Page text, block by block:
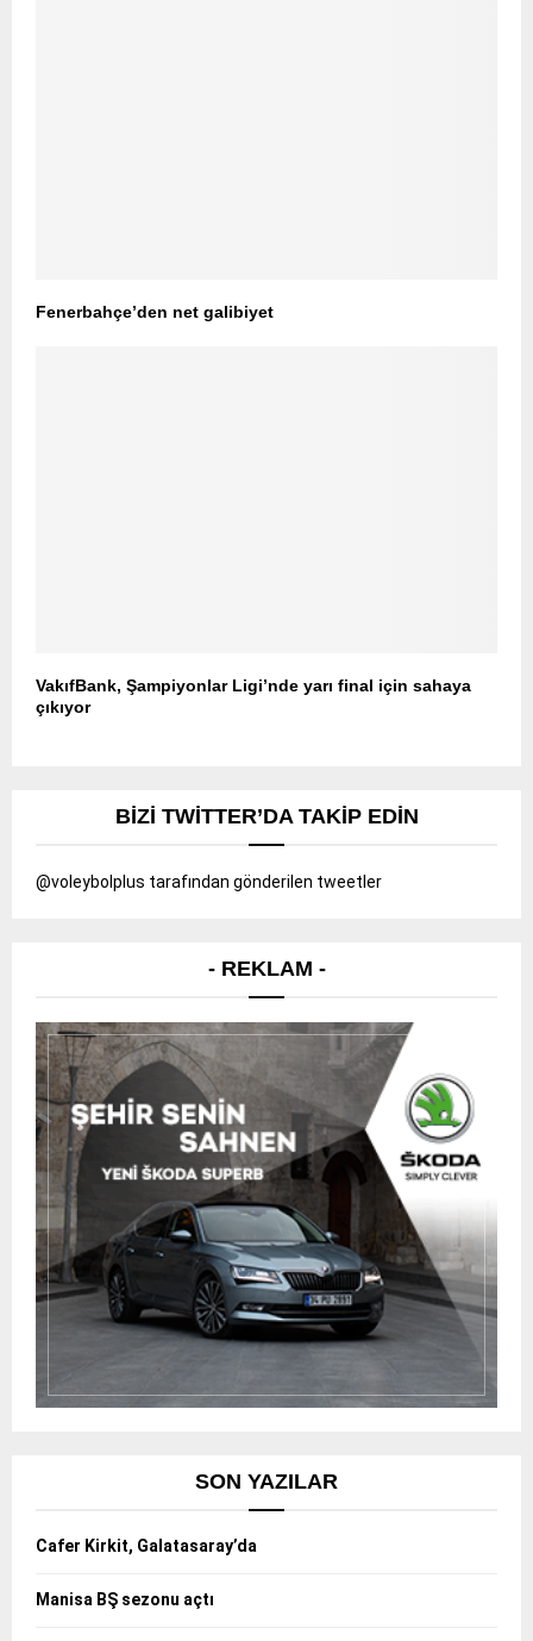
Fenerbahçe’den net galibiyet
VakıfBank, Şampiyonlar Ligi’nde yarı final için sahaya
çıkıyor
BIZI TWITTER’DA TAKIP EDIN
@voleybolplus tarafından gönderilen tweetler
- REKLAM -
SON YAZILAR
Cafer Kirkit, Galatasaray’da
Manisa BŞ sezonu açtı